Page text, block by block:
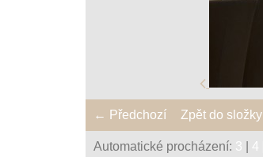
← Předchozí Zpět do složky
Automatické procházení: 3 4